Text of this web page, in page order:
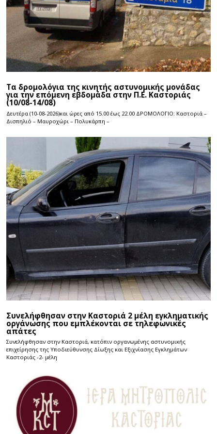
Τα δρομολόγια της κινητής αστυνομικής μονάδας
για την επόμενη εβδομάδα στην Π.Ε. Καστοριάς
(10/08-14/08)
Δευτέρα (10-08-2026)και ώρες από 15.00 έως 22.00 ΔΡΟΜΟΛΟΓΙΟ: Καστοριά –
Δισπηλιό – Μαυροχώρι – Πολυκάρπη –
Συνελήφθησαν στην Καστοριά 2 μέλη εγκληματικής
οργάνωσης που εμπλέκονται σε τηλεφωνικές
απάτες
Συνελήφθησαν στην Καστοριά, κατόπιν οργανωμένης αστυνομικής
επιχείρησης της Υποδιεύθυνσης Δίωξης και Εξιχνίασης Εγκλημάτων
Καστοριάς -2- μέλη